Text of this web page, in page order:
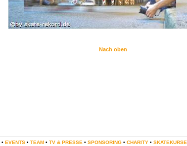
Nach oben
• EVENTS • TEAM • TV & PRESSE • SPONSORING • CHARITY • SKATEKURSE